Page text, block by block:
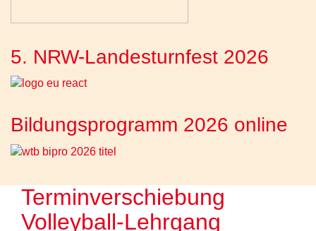
5. NRW-Landesturnfest 2026
Bildungsprogramm 2026 online
Terminverschiebung
Volleyball-Lehrgang